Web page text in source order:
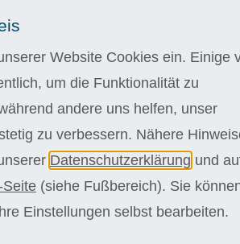
notwendig.
testen
einer wöchentlichen Bearbeitungszeit
jedoch die Möglichkeit schneller oder
kann bei langsamerem
überschritten werden.
alleine da. Vertrauen Sie auf eine
unsere sympathischen Fachdozenten,
eingehen, sich Zeit für Sie nehmen
Profitieren Sie von flexiblen
Website Cookies ein. Einige
um die Funktionalität zu
andere uns helfen, unser
zu verbessern. Nähere
Datenschutzerklärung und
Seite (siehe Fußbereich). Sie
Einstellungen selbst bearbeiten.